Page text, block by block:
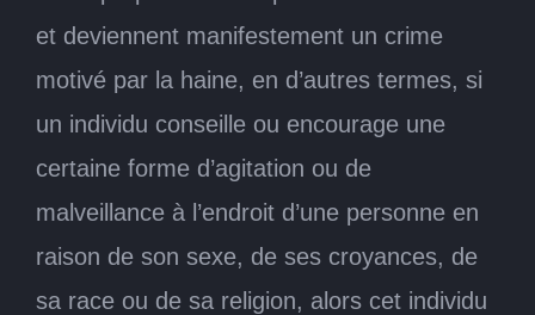
et deviennent manifestement un crime
motivé par la haine, en d’autres termes, si
un individu conseille ou encourage une
certaine forme d’agitation ou de
malveillance à l’endroit d’une personne en
raison de son sexe, de ses croyances, de
sa race ou de sa religion, alors cet individu